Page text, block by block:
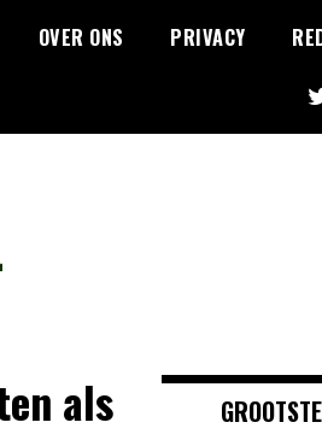
OVER ONS PRIVACY
als